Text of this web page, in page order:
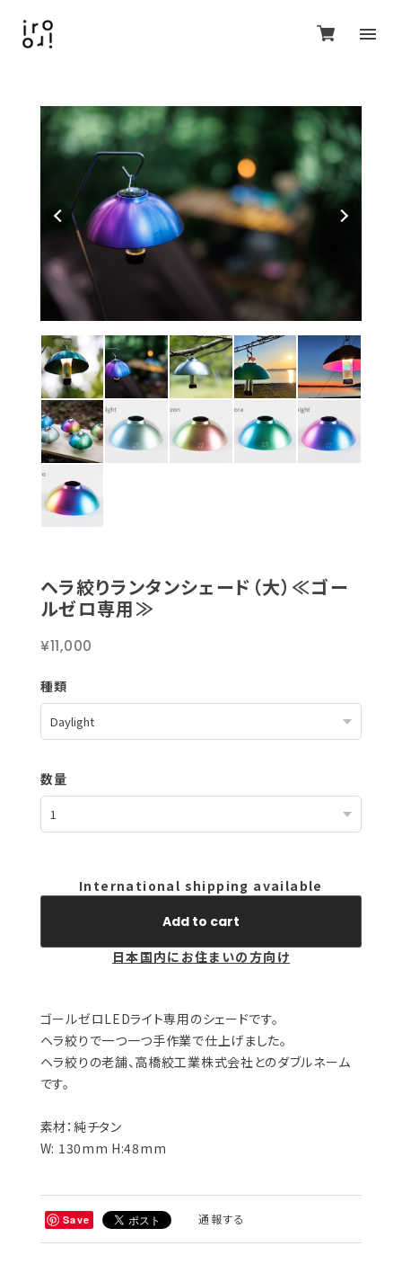
ヘラ絞りランタンシェード（大）≪ゴー
ルゼロ専用≫
¥11,000
種類
数量
International shipping available
Add to cart
日本国内にお住まいの方向け
ゴールゼロLEDライト専用のシェードです。
ヘラ絞りで一つ一つ手作業で仕上げました。
ヘラ絞りの老舗、高橋絞工業株式会社とのダブルネーム
です。
素材：純チタン
W: 130mm H:48mm
Save 通報する